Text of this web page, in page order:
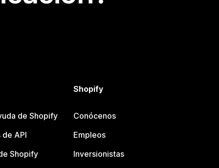
de Shopify
API
Shopify
Shopify
Conócenos
Empleos
Inversionistas